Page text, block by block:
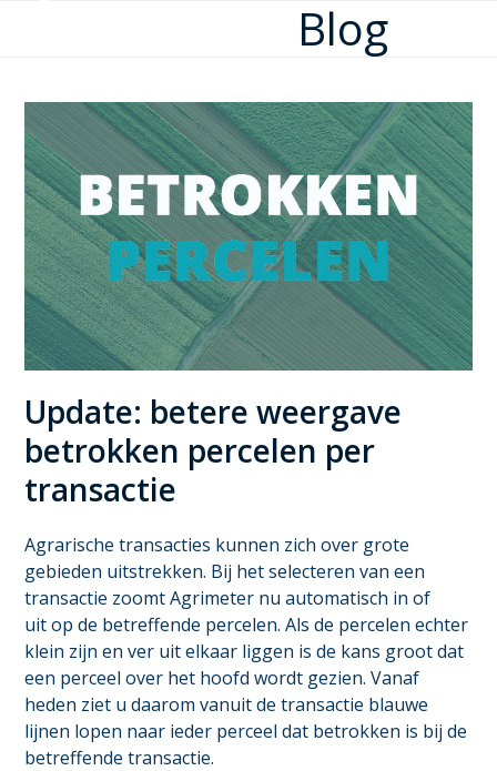
Blog
Update: betere weergave
betrokken percelen per
transactie
Agrarische transacties kunnen zich over grote
gebieden uitstrekken. Bij het selecteren van een
transactie zoomt Agrimeter nu automatisch in of
uit op de betreffende percelen. Als de percelen echter
klein zijn en ver uit elkaar liggen is de kans groot dat
een perceel over het hoofd wordt gezien. Vanaf
heden ziet u daarom vanuit de transactie blauwe
lijnen lopen naar ieder perceel dat betrokken is bij de
betreffende transactie.